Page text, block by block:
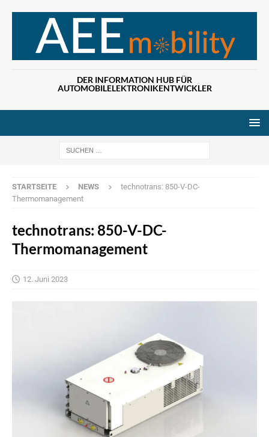
DER INFORMATION HUB FÜR
AUTOMOBILELEKTRONIKENTWICKLER
STARTSEITE NEWS
technotrans: 850-V-DC-
Thermomanagement
technotrans: 850-V-DC-
Thermomanagement
12. Juni 2023